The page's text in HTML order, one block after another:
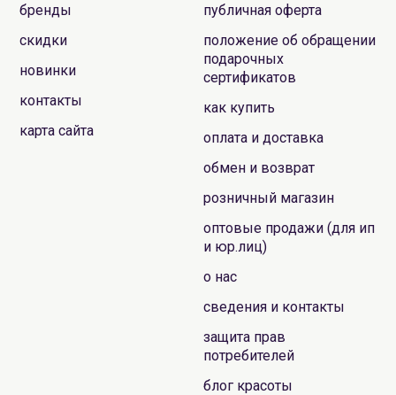
бренды
скидки
новинки
контакты
карта сайта
публичная оферта
положение об обращении
подарочных
сертификатов
как купить
оплата и доставка
обмен и возврат
розничный магазин
оптовые продажи (для ип
и юр.лиц)
о нас
сведения и контакты
защита прав
потребителей
блог красоты